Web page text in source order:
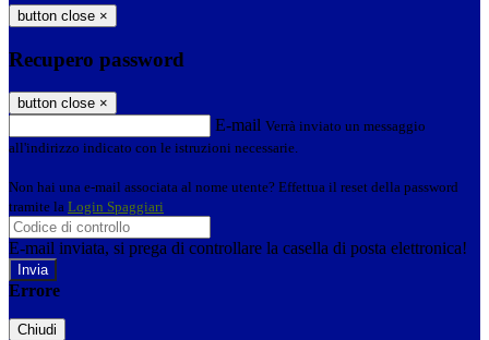
button close ×
Recupero password
button close ×
E-mail Verrà inviato un messaggio
all'indirizzo indicato con le istruzioni necessarie.
Non hai una e-mail associata al nome utente? Effettua il reset della password
tramite la Login Spaggiari
E-mail inviata, si prega di controllare la casella di posta elettronica!
Errore
Chiudi